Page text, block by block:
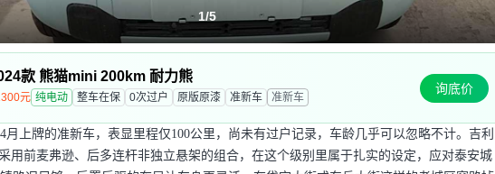
1/5
款 熊猫mini 200km 耐力熊
元 纯电动 整车在保 0次过户 原版原漆 准新车 准新车
询底价
月上牌的准新车，表显里程仅100公里，尚未有过户记录，车龄几乎可以忽略不计。吉利
用前麦弗逊、后多连杆非独立悬架的组合，在这个级别里属于扎实的设定，应对泰安城